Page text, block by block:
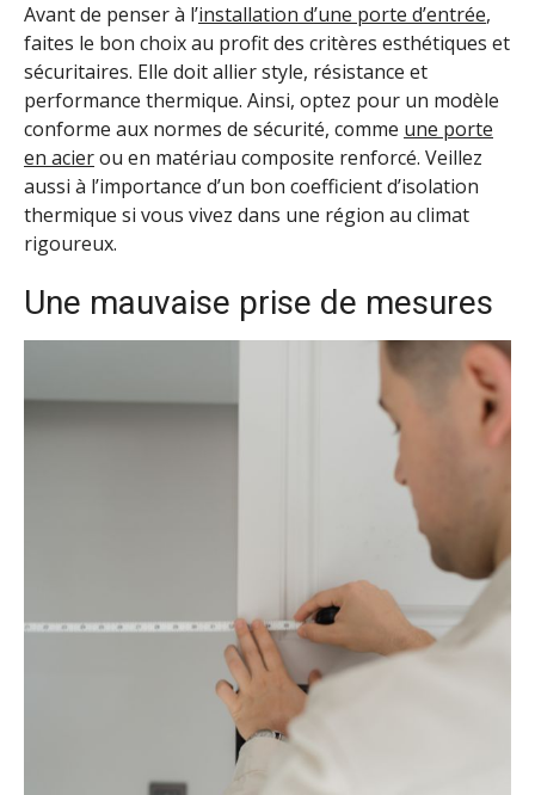
Avant de penser à l’installation d’une porte d’entrée,
faites le bon choix au profit des critères esthétiques et
sécuritaires. Elle doit allier style, résistance et
performance thermique. Ainsi, optez pour un modèle
conforme aux normes de sécurité, comme une porte
en acierou en matériau composite renforcé. Veillez
aussi à l’importance d’un bon coefficient d’isolation
thermique si vous vivez dans une région au climat
rigoureux.
Une mauvaise prise de mesures